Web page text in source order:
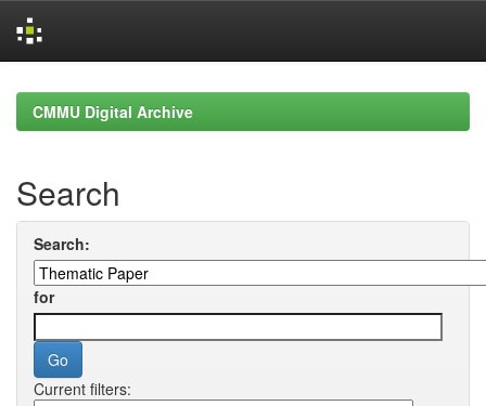
navigationCMMU Digital Archive
Search
Search:
for
Current filters: